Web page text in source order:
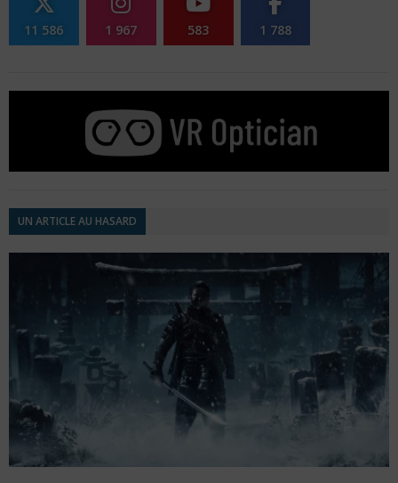
11 586 1 967 583 1 788
UN ARTICLE AU HASARD